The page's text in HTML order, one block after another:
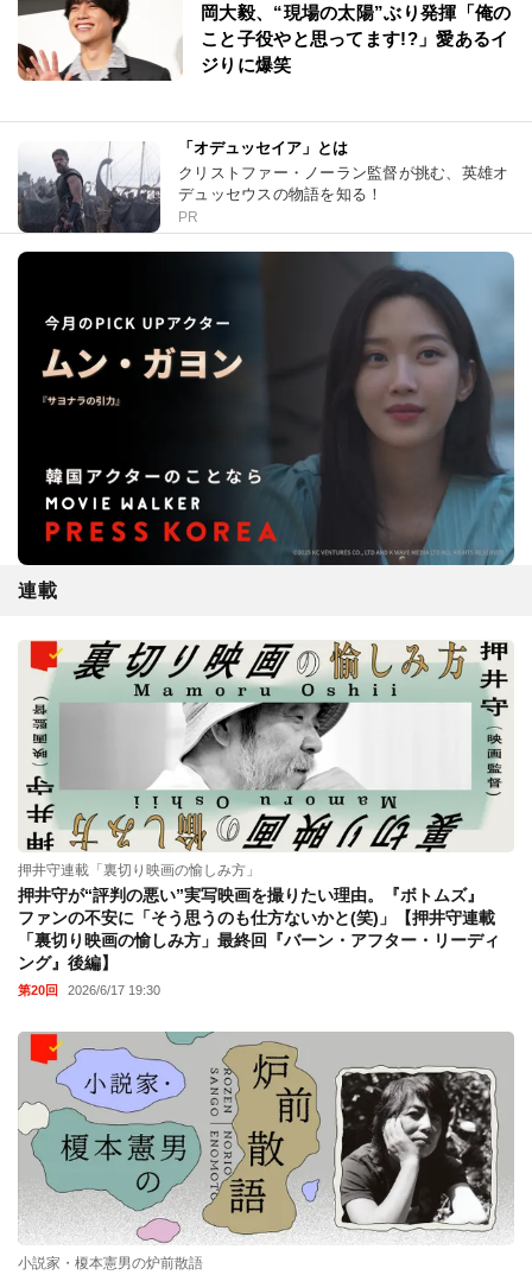
岡大毅、“現場の太陽”ぶり発揮「俺の
こと子役やと思ってます!?」愛あるイ
ジりに爆笑
「オデュッセイア」とは
クリストファー・ノーラン監督が挑む、英雄オ
デュッセウスの物語を知る！
PR
連載
押井守連載「裏切り映画の愉しみ方」
押井守が“評判の悪い”実写映画を撮りたい理由。『ボトムズ』
ファンの不安に「そう思うのも仕方ないかと(笑)」【押井守連載
「裏切り映画の愉しみ方」最終回『バーン・アフター・リーディ
ング』後編】
第20回 2026/6/17 19:30
小説家・榎本憲男の炉前散語